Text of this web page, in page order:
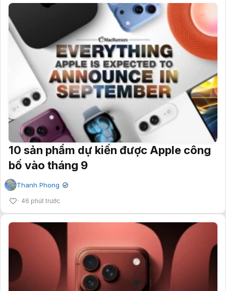
10 sản phẩm dự kiến được Apple công
bố vào tháng 9
Thanh Phong ✔
46 phút trước